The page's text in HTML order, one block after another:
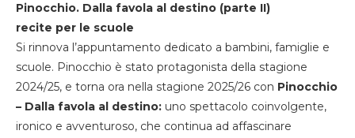
Pinocchio. Dalla favola al destino (parte II)
recite per le scuole
Si rinnova l’appuntamento dedicato a bambini, famiglie e
scuole. Pinocchio è stato protagonista della stagione
2024/25, e torna ora nella stagione 2025/26 con Pinocchio
– Dalla favola al destino: uno spettacolo coinvolgente,
ironico e avventuroso, che continua ad affascinare